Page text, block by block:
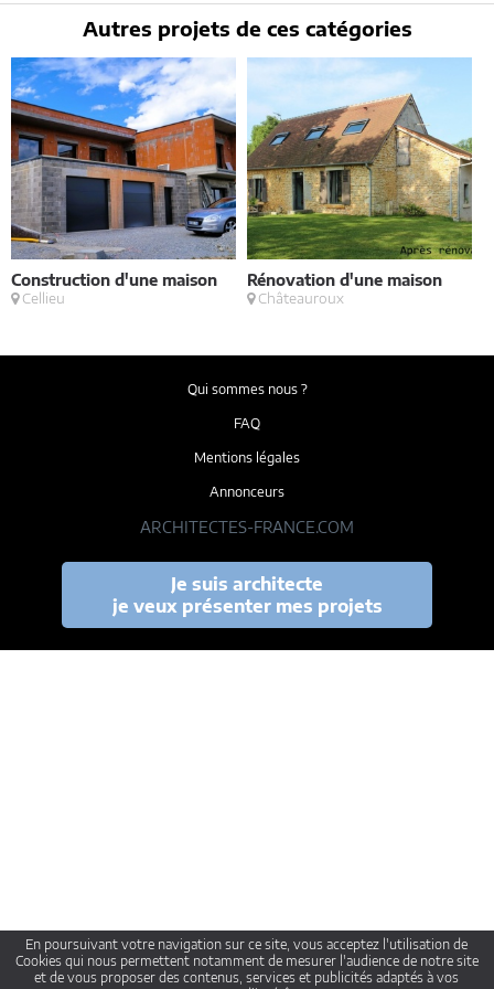
Autres projets de ces catégories
Construction d'une maison
Cellieu
Rénovation d'une maison
Châteauroux
Qui sommes nous ?
FAQ
Mentions légales
Annonceurs
ARCHITECTES-FRANCE.COM
Je suis architecte
je veux présenter mes projets
En poursuivant votre navigation sur ce site, vous acceptez l'utilisation de
Cookies qui nous permettent notamment de mesurer l'audience de notre site
et de vous proposer des contenus, services et publicités adaptés à vos